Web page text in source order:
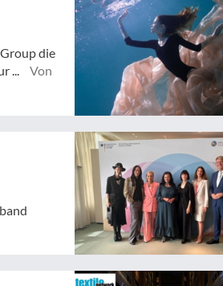
die
...
Von